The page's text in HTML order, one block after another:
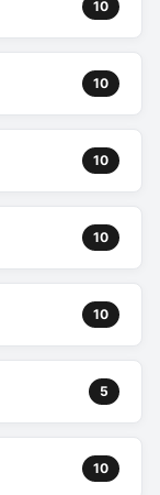
10
10
10
10
10
5
10